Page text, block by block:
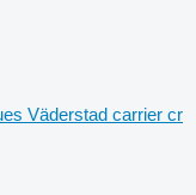
Väderstad carrier cr